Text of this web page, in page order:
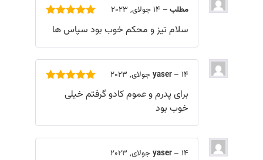
5
مطلب–14 جولای, 2023
سلام تیز و محکم خوب بود سپاس ها
امتیاز
5
yaser
برای پدرم و عموم کادو گرفتم خیلی
خوب بود
yaser